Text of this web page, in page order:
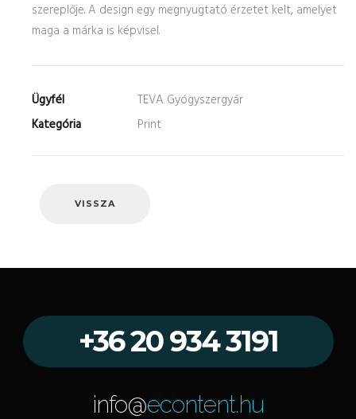
szereplője. A design egy megnyugtató érzetet kelt, amelyet
maga a márka is képvisel.
Ügyfél
TEVA Gyógyszergyár
Kategória
Print
VISSZA
+36 20 934 3191
info@econtent.hu